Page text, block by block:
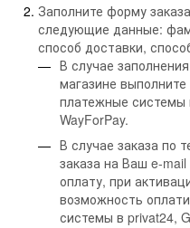
Заполните форму
следующие данные:
способ доставки,
В случае
магазине
платежные системы
WayForPay.
В случае заказа по
заказа на Ваш e-
оплату, при
возможность
системы в privat24,